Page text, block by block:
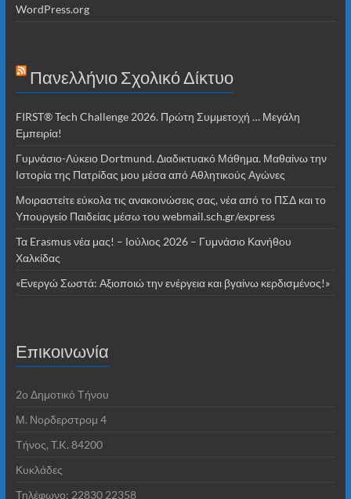
WordPress.org
Πανελλήνιο Σχολικό Δίκτυο
FIRST® Tech Challenge 2026. Πρώτη Συμμετοχή … Μεγάλη
Εμπειρία!
Γυμνάσιο-Λύκειο Dortmund. Διαδικτυακό Μάθημα. Μαθαίνω την
Ιστορία της Πατρίδας μου μέσα από Αθλητικούς Αγώνες
Μοιραστείτε εύκολα τις ανακοινώσεις σας, νέα από το ΠΣΔ και το
Υπουργείο Παιδείας μέσω του webmail.sch.gr/express
Τα Erasmus νέα μας! – Ιούλιος 2026 – Γυμνάσιο Κανήθου
Χαλκίδας
«Ενεργώ Σωστά: Αξιοποιώ την ενέργεια και βγαίνω κερδισμένος!»
Επικοινωνία
2o Δημοτικό Τήνου
Μ. Νορδερστρομ 4
Τήνος, T.K. 84200
Κυκλάδες
Τηλέφωνο: 22830 22358